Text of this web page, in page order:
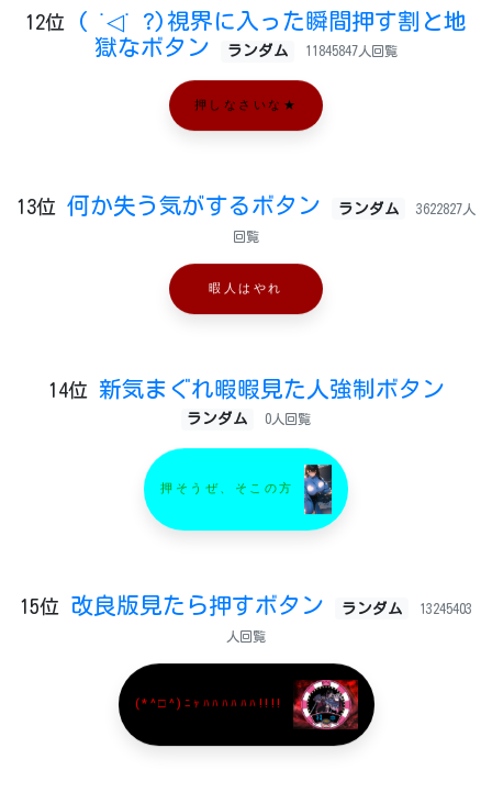
12位
( ˙◁˙ ?)視界に入った瞬間押す割と地
獄なボタン
ランダム 11845847人回覧
押しなさいな★
13位 何か失う気がするボタン ランダム 3622827人
回覧
暇人はやれ
14位 新気まぐれ暇暇見た人強制ボタン
ランダム 0人回覧
押そうぜ、そこの方
15位 改良版見たら押すボタン ランダム 13245403
人回覧
(*^□^)ﾆｬﾊﾊﾊﾊﾊﾊ!!!!